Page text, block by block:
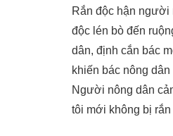
Rắn độc hận người
độc lén bò đến
dân, định cắn bác
khiến bác nông
Người nông dân
tôi mới không bị